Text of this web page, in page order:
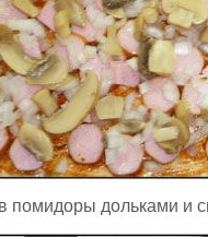
помидоры дольками и